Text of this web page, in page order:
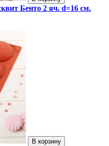
Бенто 2 яч. d=16 см.
В корзину